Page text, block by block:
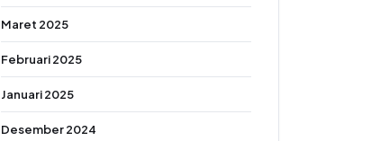
Maret 2025
Februari 2025
Januari 2025
Desember 2024